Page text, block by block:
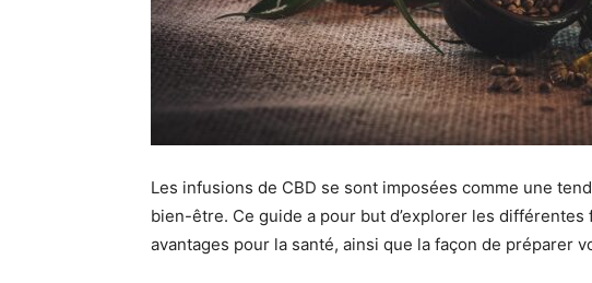
Les infusions de CBD se sont imposées comme une
bien-être. Ce guide a pour but d’explorer les différentes
avantages pour la santé, ainsi que la façon de préparer